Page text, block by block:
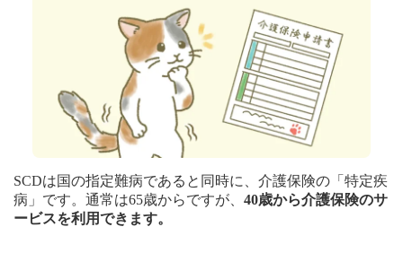
SCDは国の指定難病であると同時に、介護保険の「特定疾
病」です。通常は65歳からですが、 40歳から介護保険のサ
ービスを利用できます。